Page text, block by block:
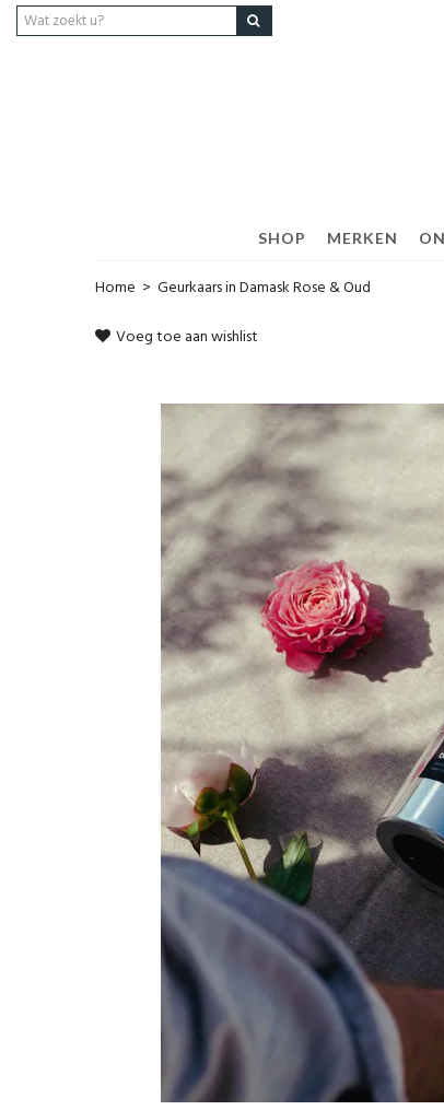
SHOP MERKEN
Home > Geurkaars in Damask Rose & Oud
Voeg toe aan wishlist